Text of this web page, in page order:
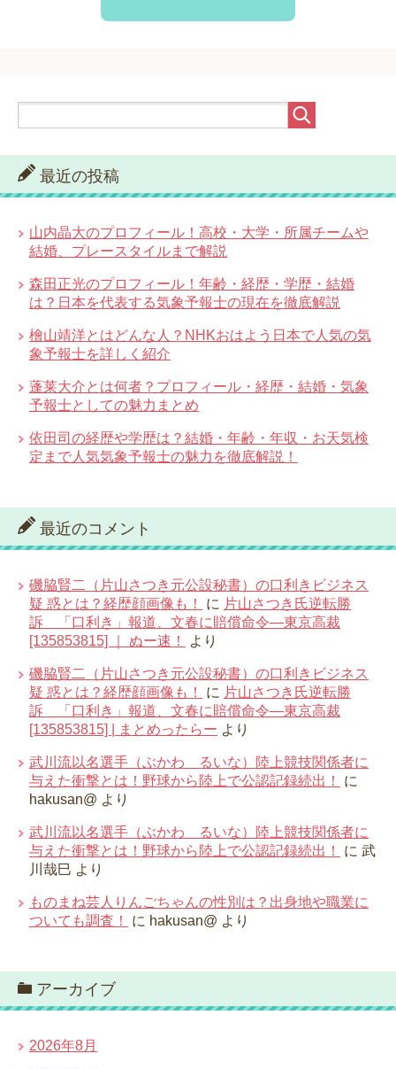
最近の投稿
山内晶大のプロフィール！高校・大学・所属チームや
結婚、プレースタイルまで解説
森田正光のプロフィール！年齢・経歴・学歴・結婚
は？日本を代表する気象予報士の現在を徹底解説
檜山靖洋とはどんな人？NHKおはよう日本で人気の気
象予報士を詳しく紹介
蓬莱大介とは何者？プロフィール・経歴・結婚・気象
予報士としての魅力まとめ
依田司の経歴や学歴は？結婚・年齢・年収・お天気検
定まで人気気象予報士の魅力を徹底解説！
最近のコメント
磯脇賢二（片山さつき元公設秘書）の口利きビジネス
疑 惑とは？経歴顔画像も！
に 片山さつき氏逆転勝
訴 「口利き」報道、文春に賠償命令―東京高裁
[135853815] ｜ ぬー速！
より
磯脇賢二（片山さつき元公設秘書）の口利きビジネス
疑 惑とは？経歴顔画像も！
に 片山さつき氏逆転勝
訴 「口利き」報道、文春に賠償命令―東京高裁
[135853815] | まとめったらー より
武川流以名選手（ぶかわ るいな）陸上競技関係者に
与えた衝撃とは！野球から陸上で公認記録続出！
に
hakusan@ より
武川流以名選手（ぶかわ るいな）陸上競技関係者に
与えた衝撃とは！野球から陸上で公認記録続出！
に 武
川哉巳 より
ものまね芸人りんごちゃんの性別は？出身地や職業に
ついても調査！
に hakusan@ より
アーカイブ
2026年8月